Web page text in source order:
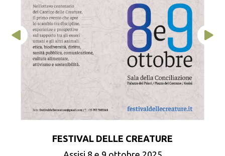
FESTIVAL DELLE CREATURE